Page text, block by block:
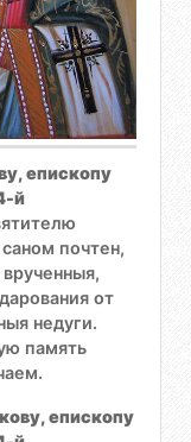
епископу
й
почтен,
от
недуги.
память
епископу